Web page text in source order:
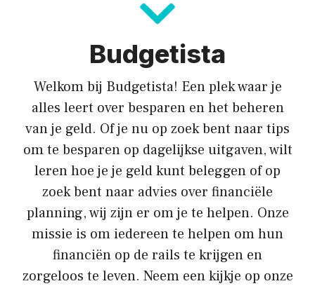
Budgetista
Welkom bij Budgetista! Een plek waar je
alles leert over besparen en het beheren
van je geld. Of je nu op zoek bent naar tips
om te besparen op dagelijkse uitgaven, wilt
leren hoe je je geld kunt beleggen of op
zoek bent naar advies over financiële
planning, wij zijn er om je te helpen. Onze
missie is om iedereen te helpen om hun
financiën op de rails te krijgen en
zorgeloos te leven. Neem een kijkje op onze